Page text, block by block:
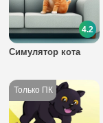
Симулятор кота
4.2